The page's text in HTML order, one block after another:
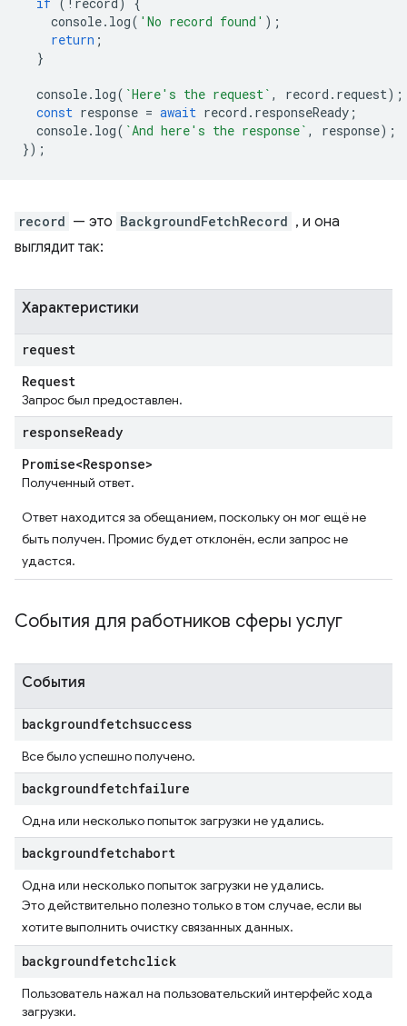
console. log( 'No record found' );
return ;
}
console. log( `Here's the request` , record . request);
const response = await record . responseReady ;
console. log( `And here's the response` , response);
});
record — это BackgroundFetchRecord , и она
выглядит так:
Характеристики
request
Request
Запрос был предоставлен.
responseReady
Promise<Response>
Полученный ответ.
Ответ находится за обещанием, поскольку он мог ещё не
быть получен. Промис будет отклонён, если запрос не
удастся.
События для работников сферы услуг
События
backgroundfetchsuccess
Все было успешно получено.
backgroundfetchfailure
Одна или несколько попыток загрузки не удались.
backgroundfetchabort
Одна или несколько попыток загрузки не удались.
Это действительно полезно только в том случае, если вы
хотите выполнить очистку связанных данных.
backgroundfetchclick
Пользователь нажал на пользовательский интерфейс хода
загрузки.